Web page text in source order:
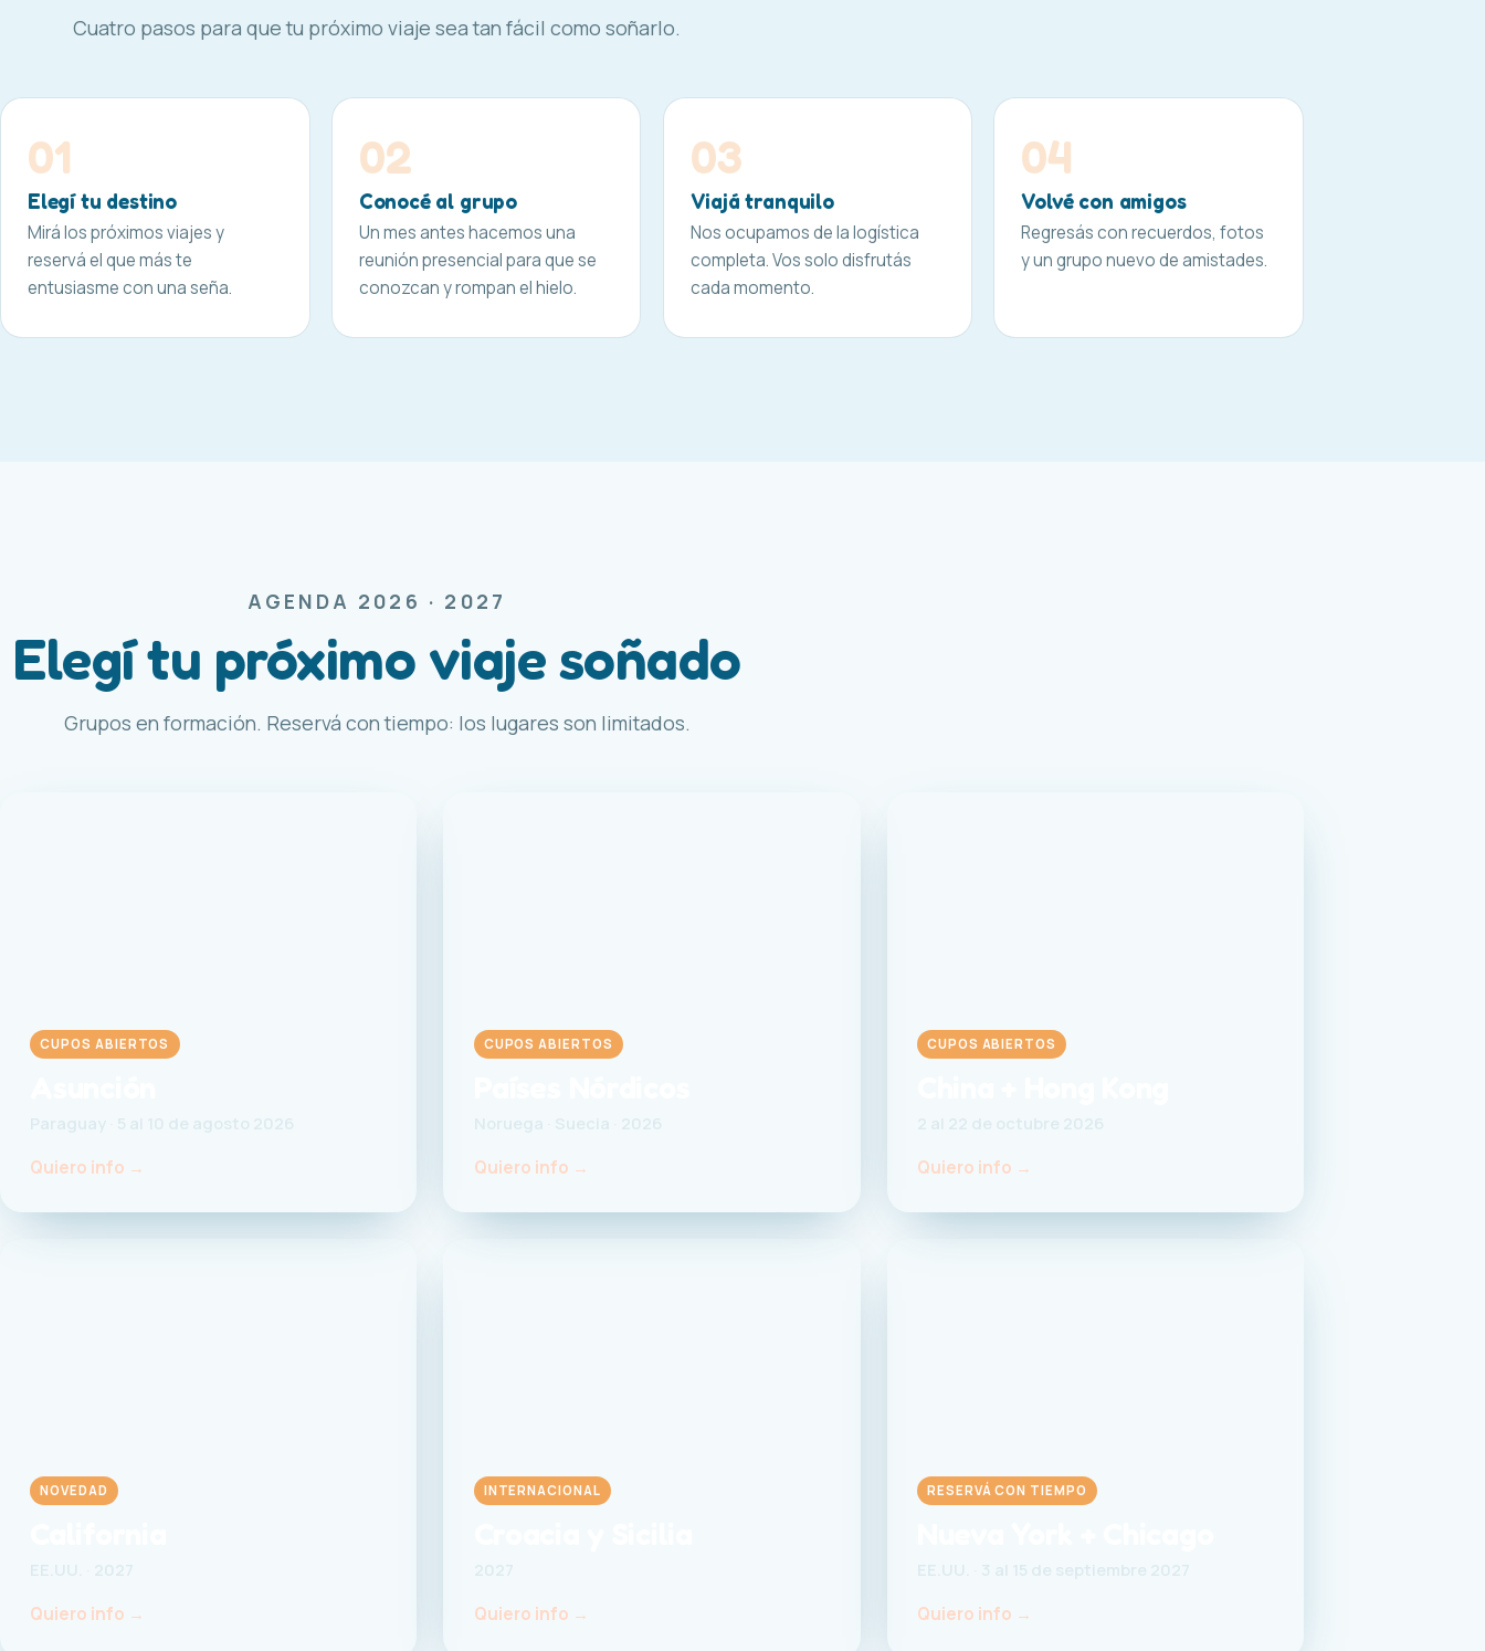
Cuatro pasos para que tu próximo viaje sea tan fácil como soñarlo.
Elegí tu destino
Mirá los próximos viajes y
reservá el que más te
entusiasme con una seña.
Conocé al grupo
Un mes antes hacemos una
reunión presencial para que se
conozcan y rompan el hielo.
Viajá tranquilo
Nos ocupamos de la logística
completa. Vos solo disfrutás
cada momento.
Volvé con amigos
Regresás con recuerdos, fotos
y un grupo nuevo de amistades.
AGENDA 2026 · 2027
Elegí tu próximo viaje soñado
Grupos en formación. Reservá con tiempo: los lugares son limitados.
CUPOS ABIERTOS
Paraguay · 5 al 10 de agosto 2026
Quiero info →
CUPOS ABIERTOS
Noruega · Suecia · 2026
Quiero info →
CUPOS ABIERTOS
2 al 22 de octubre 2026
Quiero info →
NOVEDAD
EE.UU. · 2027
Quiero info →
INTERNACIONAL
2027
Quiero info →
RESERVÁ CON TIEMPO
EE.UU. · 3 al 15 de septiembre 2027
Quiero info →